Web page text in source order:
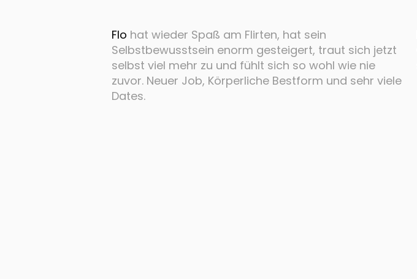
Flo hat wieder Spaß am Flirten, hat sein
Selbstbewusstsein enorm gesteigert, traut sich jetzt
selbst viel mehr zu und fühlt sich so wohl wie nie
zuvor. Neuer Job, Körperliche Bestform und sehr viele
Dates.